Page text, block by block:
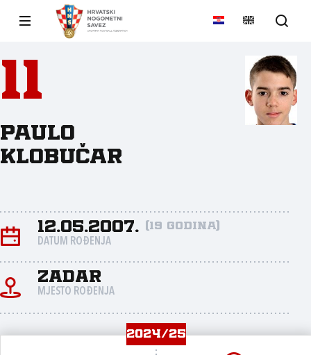
11
Paulo
Klobučar
12.05.2007. (19 godina)
DATUM ROĐENJA
Zadar
MJESTO ROĐENJA
2024/25